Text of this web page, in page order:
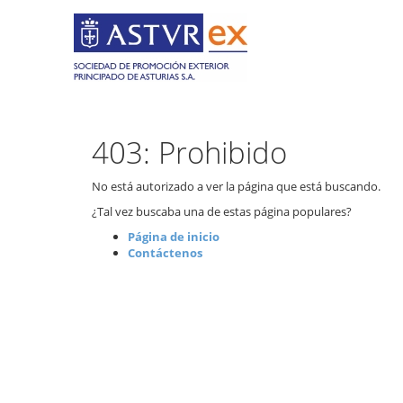
403: Prohibido
No está autorizado a ver la página que está buscando.
¿Tal vez buscaba una de estas página populares?
Página de inicio
Contáctenos